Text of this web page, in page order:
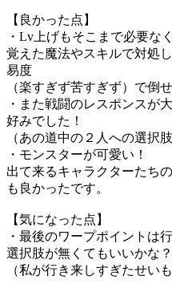
【良かった点】
・Lv上げもそこまで必要なく
覚えた魔法やスキルで対処
易度
（楽すぎず苦すぎず）で倒
・また戦闘のレスポンスが
好みでした！
（あの道中の２人への選択
・モンスターが可愛い！
出て来るキャラクターたち
も良かったです。
【気になった点】
・最後のワープポイントは
選択肢が無くてもいいかな
（私が行き来しすぎたせい